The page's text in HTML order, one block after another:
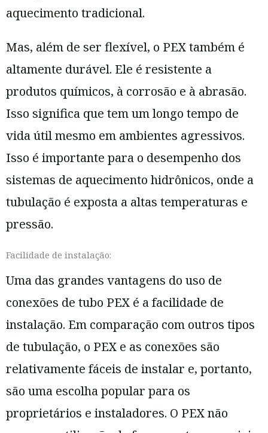
aquecimento tradicional.
Mas, além de ser flexível, o PEX também é
altamente durável. Ele é resistente a
produtos químicos, à corrosão e à abrasão.
Isso significa que tem um longo tempo de
vida útil mesmo em ambientes agressivos.
Isso é importante para o desempenho dos
sistemas de aquecimento hidrônicos, onde a
tubulação é exposta a altas temperaturas e
pressão.
Facilidade de instalação:
Uma das grandes vantagens do uso de
conexões de tubo PEX é a facilidade de
instalação. Em comparação com outros tipos
de tubulação, o PEX e as conexões são
relativamente fáceis de instalar e, portanto,
são uma escolha popular para os
proprietários e instaladores. O PEX não